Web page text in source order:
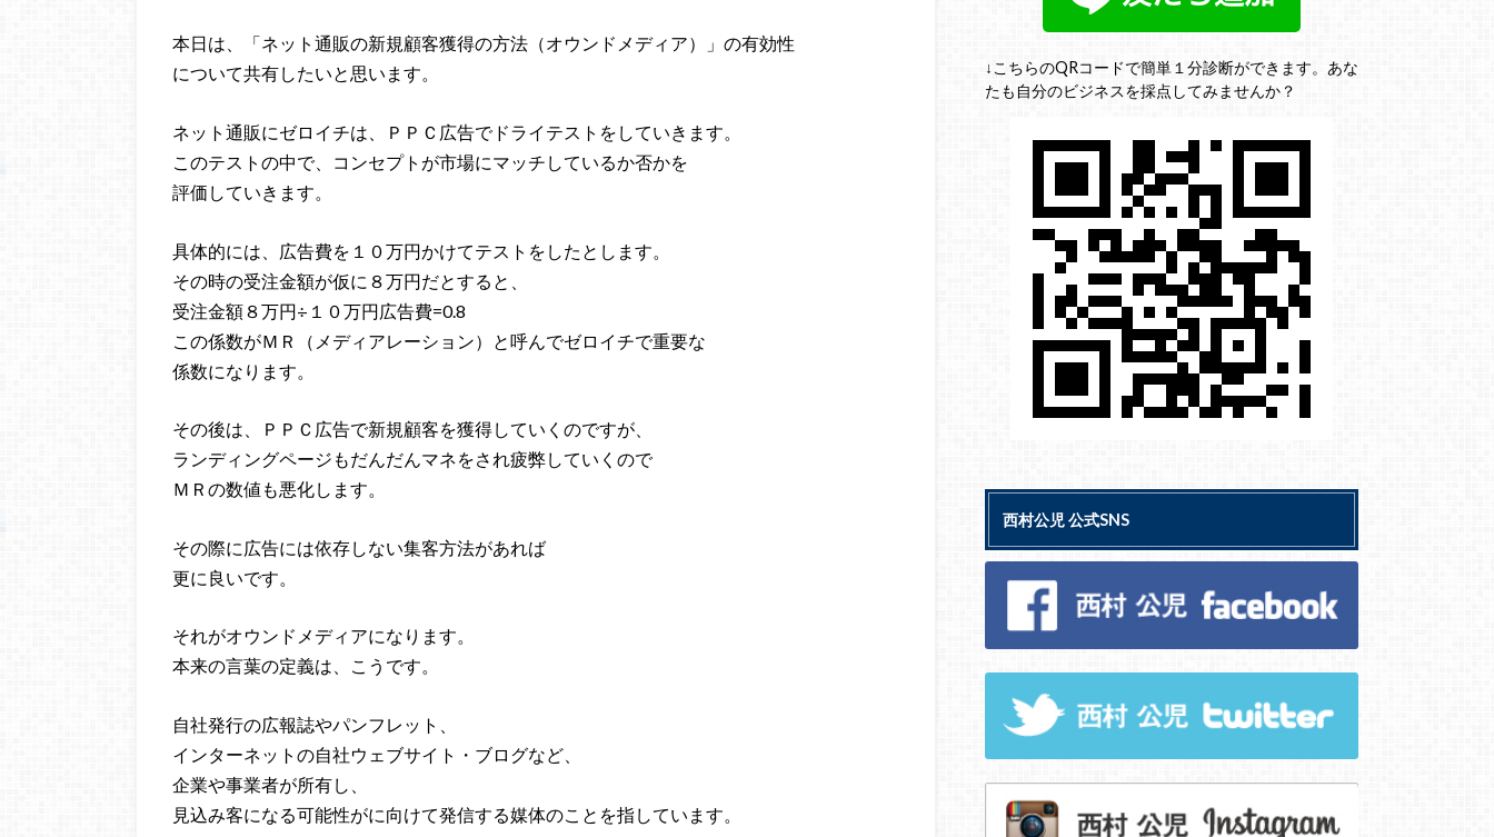
本日は、「ネット通販の新規顧客獲得の方法（オウンドメディア）」の有効性
について共有したいと思います。
ネット通販にゼロイチは、ＰＰＣ広告でドライテストをしていきます。
このテストの中で、コンセプトが市場にマッチしているか否かを
評価していきます。
具体的には、広告費を１０万円かけてテストをしたとします。
その時の受注金額が仮に８万円だとすると、
受注金額８万円÷１０万円広告費=0.8
この係数がＭＲ（メディアレーション）と呼んでゼロイチで重要な
係数になります。
その後は、ＰＰＣ広告で新規顧客を獲得していくのですが、
ランディングページもだんだんマネをされ疲弊していくので
ＭＲの数値も悪化します。
その際に広告には依存しない集客方法があれば
更に良いです。
それがオウンドメディアになります。
本来の言葉の定義は、こうです。
自社発行の広報誌やパンフレット、
インターネットの自社ウェブサイト・ブログなど、
企業や事業者が所有し、
見込み客になる可能性がに向けて発信する媒体のことを指しています。
↓こちらのQRコードで簡単１分診断ができます。あな
たも自分のビジネスを採点してみませんか？
西村公児 公式SNS